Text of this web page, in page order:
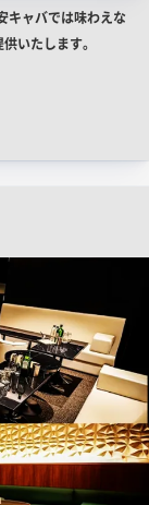
キャバでは味わえな
いたします。